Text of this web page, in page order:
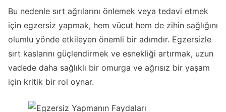
Bu nedenle sırt ağrılarını önlemek veya tedavi etmek
için egzersiz yapmak, hem vücut hem de zihin sağlığını
olumlu yönde etkileyen önemli bir adımdır. Egzersizle
sırt kaslarını güçlendirmek ve esnekliği artırmak, uzun
vadede daha sağlıklı bir omurga ve ağrısız bir yaşam
için kritik bir rol oynar.